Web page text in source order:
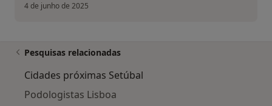
4 de junho de 2025
Pesquisas relacionadas
Cidades próximas Setúbal
Podologistas Lisboa